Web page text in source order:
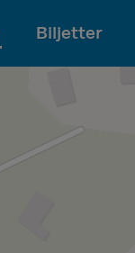
Biljetter